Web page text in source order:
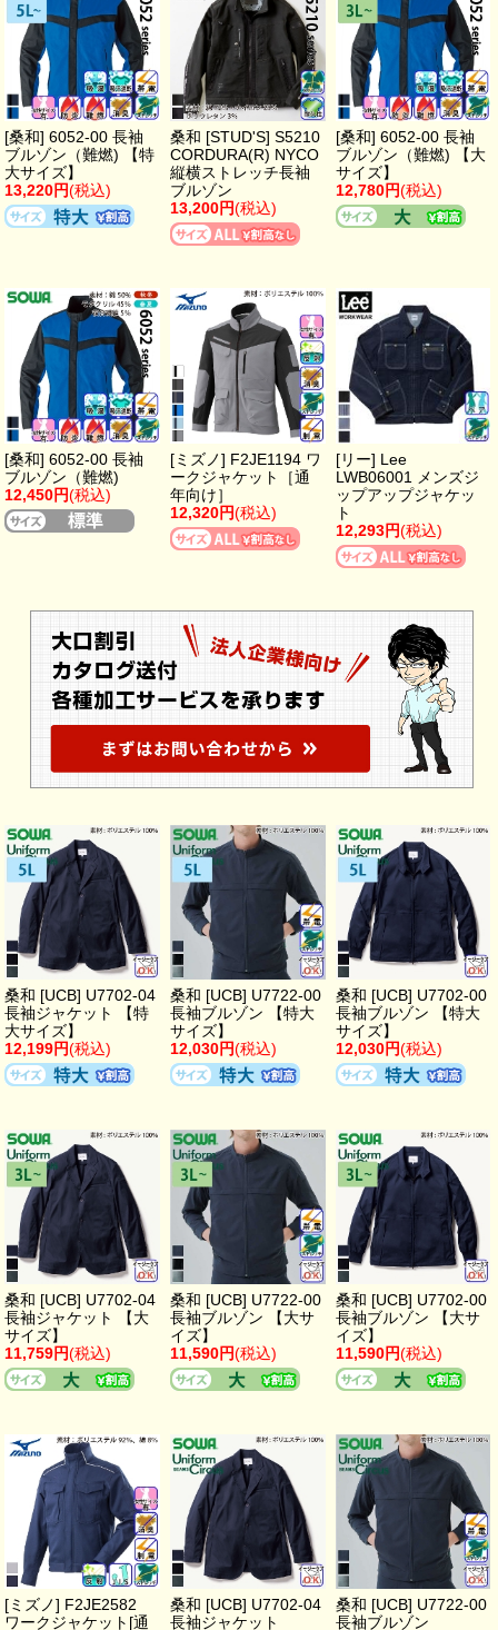
[桑和] 6052-00 長袖
ブルゾン（難燃) 【特
大サイズ】
13,220円(税込)
桑和 [STUD'S] S5210
CORDURA(R) NYCO
縦横ストレッチ長袖
ブルゾン
13,200円(税込)
[桑和] 6052-00 長袖
ブルゾン（難燃) 【大
サイズ】
12,780円(税込)
[桑和] 6052-00 長袖
ブルゾン（難燃)
12,450円(税込)
[ミズノ] F2JE1194 ワ
ークジャケット［通
年向け］
12,320円(税込)
[リー] Lee
LWB06001 メンズジ
ップアップジャケッ
ト
12,293円(税込)
桑和 [UCB] U7702-04
長袖ジャケット 【特
大サイズ】
12,199円(税込)
桑和 [UCB] U7722-00
長袖ブルゾン 【特大
サイズ】
12,030円(税込)
桑和 [UCB] U7702-00
長袖ブルゾン 【特大
サイズ】
12,030円(税込)
桑和 [UCB] U7702-04
長袖ジャケット 【大
サイズ】
11,759円(税込)
桑和 [UCB] U7722-00
長袖ブルゾン 【大サ
イズ】
11,590円(税込)
桑和 [UCB] U7702-00
長袖ブルゾン 【大サ
イズ】
11,590円(税込)
[ミズノ] F2JE2582
ワークジャケット[通
桑和 [UCB] U7702-04
長袖ジャケット
桑和 [UCB] U7722-00
長袖ブルゾン